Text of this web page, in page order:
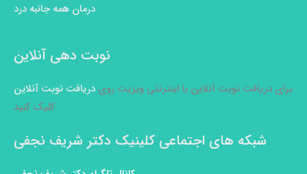
درمان همه جانبه درد
نوبت دهی آنلاین
برای دریافت نوبت آنلاین یا اینترنتی ویزیت روی دریافت نوبت آنلاین
کلیک کنید
شبکه های اجتماعی کلینیک دکتر شریف نجفی